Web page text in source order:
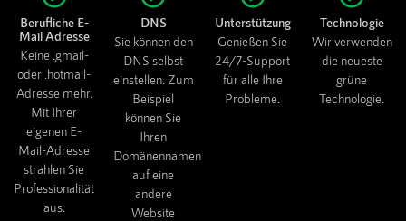
Berufliche E-
Mail Adresse
Keine .gmail-
oder .hotmail-
Adresse mehr.
Mit Ihrer
eigenen E-
Mail-Adresse
strahlen Sie
Professionalität
aus.
DNS
Sie können den
DNS selbst
einstellen. Zum
Beispiel
können Sie
Ihren
Domänennamen
auf eine
andere
Website
Unterstützung
Genießen Sie
24/7-Support
für alle Ihre
Probleme.
Technologie
Wir verwenden
die neueste
grüne
Technologie.